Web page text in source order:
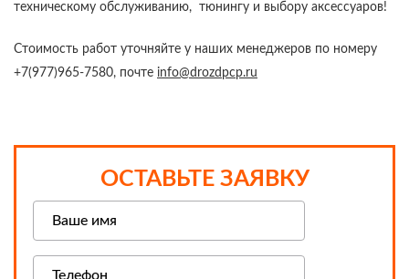
техническому обслуживанию, тюнингу и выбору аксессуаров!
Стоимость работ уточняйте у наших менеджеров по номеру
+7(977)965-7580, почте info@drozdpcp.ru
ОСТАВЬТЕ ЗАЯВКУ